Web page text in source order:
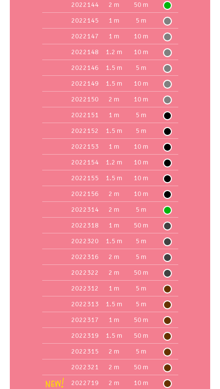
2022144
2 m
50 m
2022145
1 m
5 m
2022147
1 m
10 m
2022148
1.2 m
10 m
2022146
1.5 m
5 m
2022149
1.5 m
10 m
2022150
2 m
10 m
2022151
1 m
5 m
2022152
1.5 m
5 m
2022153
1 m
10 m
2022154
1.2 m
10 m
2022155
1.5 m
10 m
2022156
2 m
10 m
2022314
2 m
5 m
2022318
1 m
50 m
2022320
1.5 m
5 m
2022316
2 m
5 m
2022322
2 m
50 m
2022312
1 m
5 m
2022313
1.5 m
5 m
2022317
1 m
50 m
2022319
1.5 m
50 m
2022315
2 m
5 m
2022321
2 m
50 m
2022719
2 m 10 m